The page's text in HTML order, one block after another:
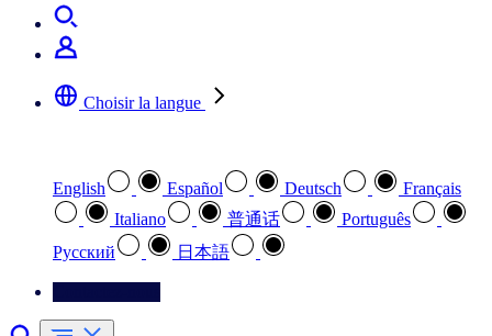
Choisir la langue
English Español Deutsch
Français
Italiano
普通话
Português
Pусский
日本語